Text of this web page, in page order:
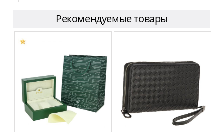
Рекомендуемые товары